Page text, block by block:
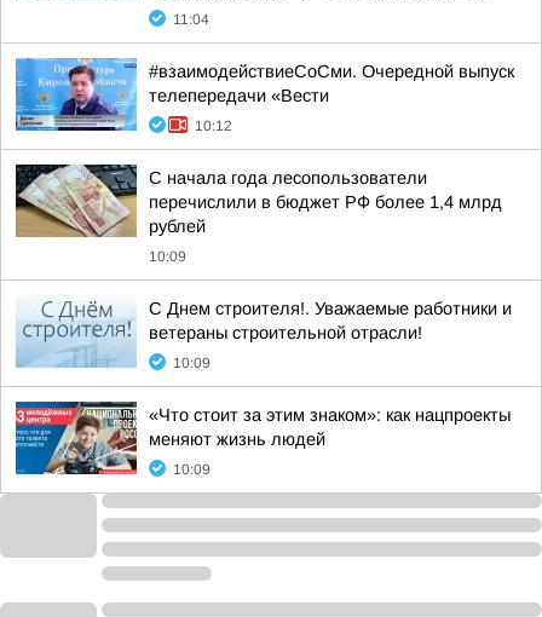
11:04
#взаимодействиеСоСми. Очередной выпуск
телепередачи «Вести
10:12
С начала года лесопользователи
перечислили в бюджет РФ более 1,4 млрд
рублей
10:09
С Днем строителя!. Уважаемые работники и
ветераны строительной отрасли!
10:09
«Что стоит за этим знаком»: как нацпроекты
меняют жизнь людей
10:09